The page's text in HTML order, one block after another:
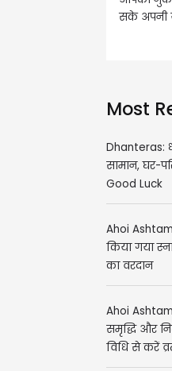
सके अपनी योजनाओं को
Most
Dhanteras:
सामान, घर-
Good Luck
Ahoi
किया गया
का वरदान
Ahoi
समृद्धि और
विधि से करें